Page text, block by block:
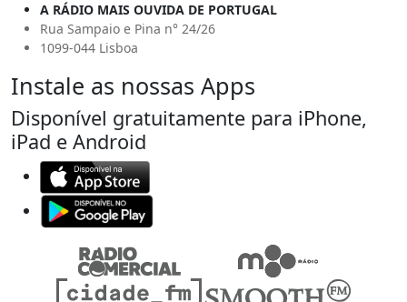
A RÁDIO MAIS OUVIDA DE PORTUGAL
Rua Sampaio e Pina n° 24/26
1099-044 Lisboa
Instale as nossas Apps
Disponível gratuitamente para iPhone,
iPad e Android